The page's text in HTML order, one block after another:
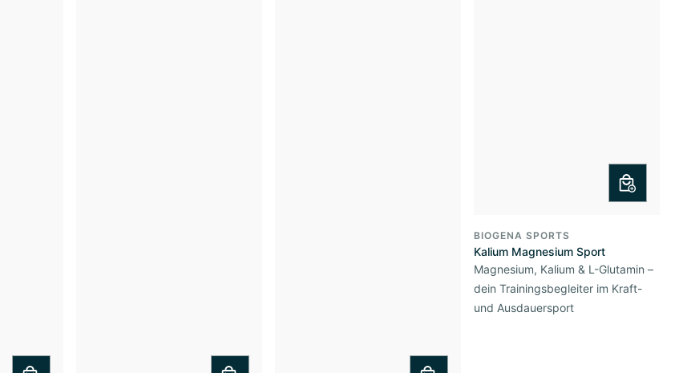
BIOGENA SPORTS
Kalium Magnesium Sport
Magnesium, Kalium & L-Glutamin –
dein Trainingsbegleiter im Kraft-
und Ausdauersport